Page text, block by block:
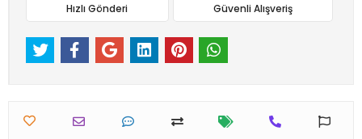
Hızlı Gönderi Güvenli Alışveriş